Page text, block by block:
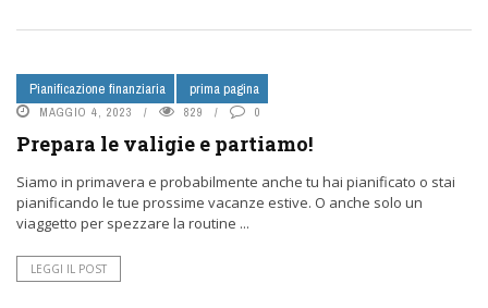
Pianificazione finanziaria prima pagina
MAGGIO 4, 2023 829 0
Prepara le valigie e partiamo!
Siamo in primavera e probabilmente anche tu hai pianificato o stai
pianificando le tue prossime vacanze estive. O anche solo un
viaggetto per spezzare la routine ...
LEGGI IL POST